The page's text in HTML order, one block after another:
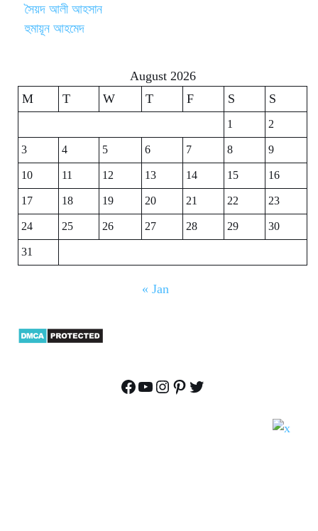
সৈয়দ আলী আহসান
হুমায়ূন আহমেদ
August 2026
M
T W T F S S
1
2
3
4 5 6 7 8
9
10
11 12 13 14 15
16
17
18 19 20 21 22
23
24
25 26 27 28 29
30
31
« Jan